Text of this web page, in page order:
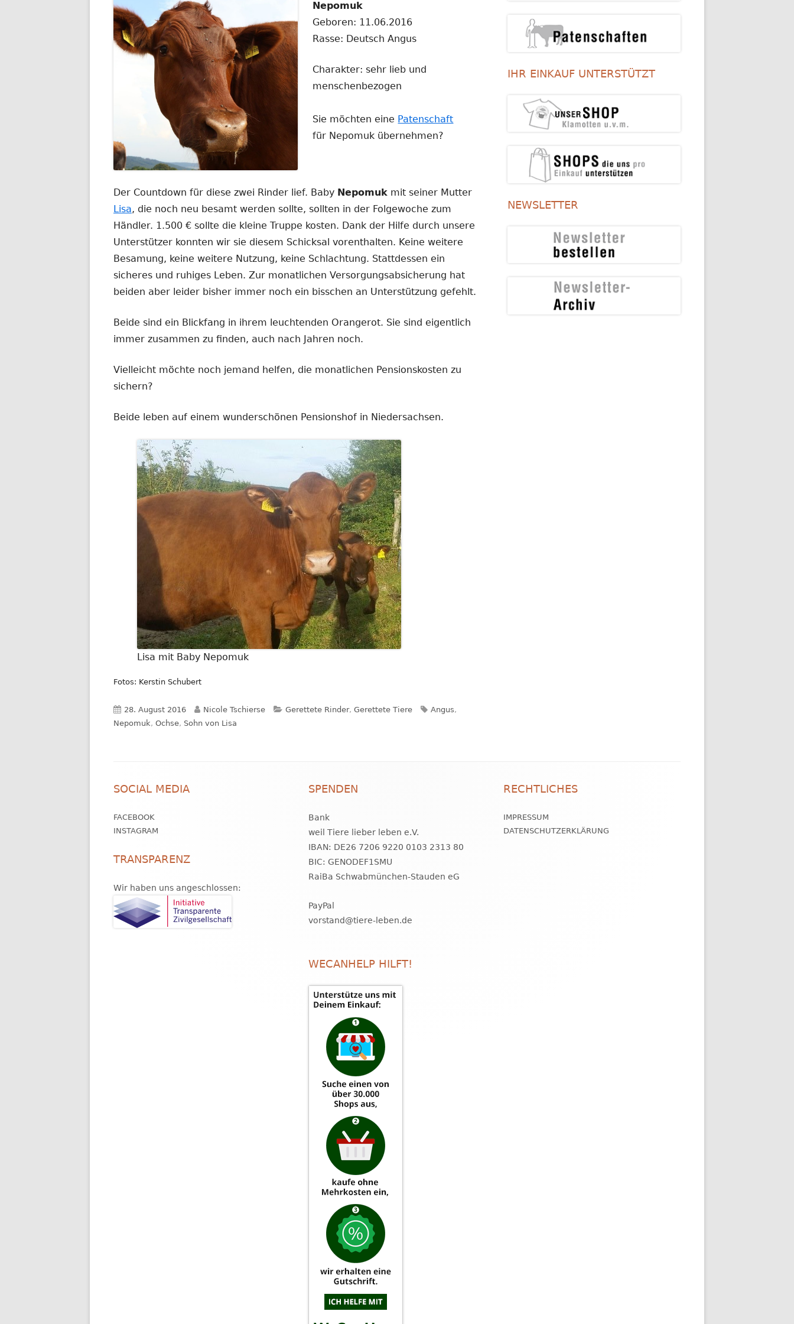
Nepomuk
Geboren: 11.06.2016
Rasse: Deutsch Angus
Charakter: sehr lieb und
menschenbezogen
Sie möchten eine Patenschaft
für Nepomuk übernehmen?
Der Countdown für diese zwei Rinder lief. Baby Nepomuk mit seiner Mutter
Lisa, die noch neu besamt werden sollte, sollten in der Folgewoche zum
Händler. 1.500 € sollte die kleine Truppe kosten. Dank der Hilfe durch unsere
Unterstützer konnten wir sie diesem Schicksal vorenthalten. Keine weitere
Besamung, keine weitere Nutzung, keine Schlachtung. Stattdessen ein
sicheres und ruhiges Leben. Zur monatlichen Versorgungsabsicherung hat
beiden aber leider bisher immer noch ein bisschen an Unterstützung gefehlt.
Beide sind ein Blickfang in ihrem leuchtenden Orangerot. Sie sind eigentlich
immer zusammen zu finden, auch nach Jahren noch.
Vielleicht möchte noch jemand helfen, die monatlichen Pensionskosten zu
sichern?
Beide leben auf einem wunderschönen Pensionshof in Niedersachsen.
Lisa mit Baby Nepomuk
Fotos: Kerstin Schubert
Veröffentlicht
am
28. August 2016 Autor
Nicole Tschierse Kategorien
Gerettete Rinder, Gerettete Tiere Schlagwörter
Angus,
Nepomuk, Ochse, Sohn von Lisa
IHR EINKAUF UNTERSTÜTZT
NEWSLETTER
Inhalt
SOCIAL MEDIA
FACEBOOK
INSTAGRAM
TRANSPARENZ
Wir haben uns angeschlossen:
SPENDEN
Bank
weil Tiere lieber leben e.V.
IBAN: DE26 7206 9220 0103 2313 80
BIC: GENODEF1SMU
RaiBa Schwabmünchen-Stauden eG
PayPal
vorstand@tiere-leben.de
WECANHELP HILFT!
RECHTLICHES
IMPRESSUM
DATENSCHUTZERKLÄRUNG